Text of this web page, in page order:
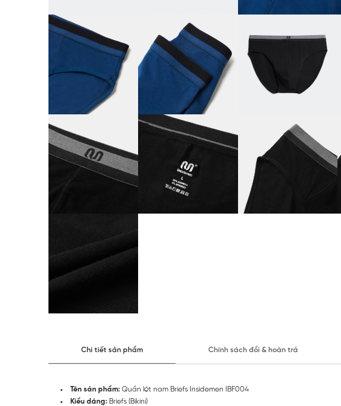
Chi tiết sản phẩm Chính sách đổi & hoàn trả
Tên sản phẩm: Quần lót nam Briefs Insidemen IBF004
Kiểu dáng: Briefs (Bikini)